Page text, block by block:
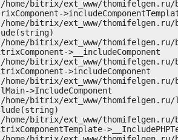
>__includeComponent
>includeComponent
>IncludeComponent